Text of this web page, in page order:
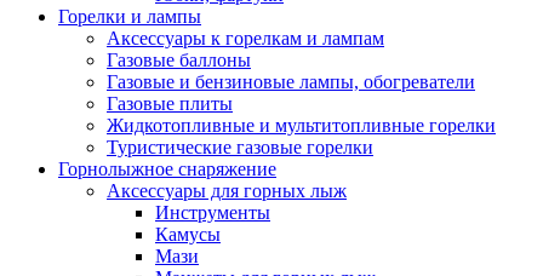
Горелки и лампы
Аксессуары к горелкам и лампам
Газовые баллоны
Газовые и бензиновые лампы, обогреватели
Газовые плиты
Жидкотопливные и мультитопливные горелки
Туристические газовые горелки
Горнолыжное снаряжение
Аксессуары для горных лыж
Инструменты
Камусы
Мази